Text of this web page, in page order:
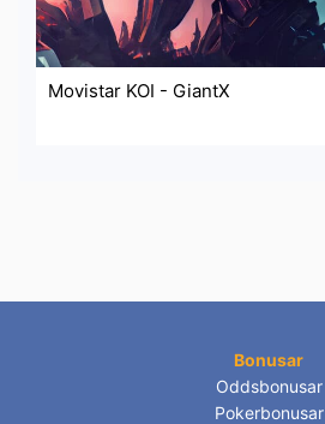
Movistar KOI - GiantX
Bonusar
Oddsbonusar
Pokerbonusar